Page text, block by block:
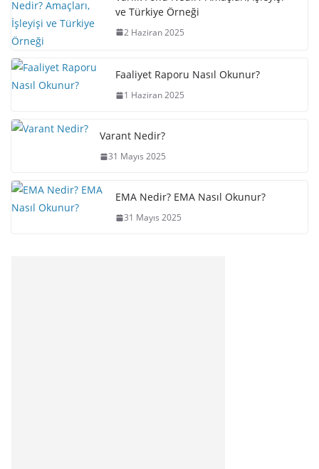
ve Türkiye Örneği
2 Haziran 2025
Faaliyet Raporu Nasıl Okunur?
1 Haziran 2025
Varant Nedir?
31 Mayıs 2025
EMA Nedir? EMA Nasıl Okunur?
31 Mayıs 2025